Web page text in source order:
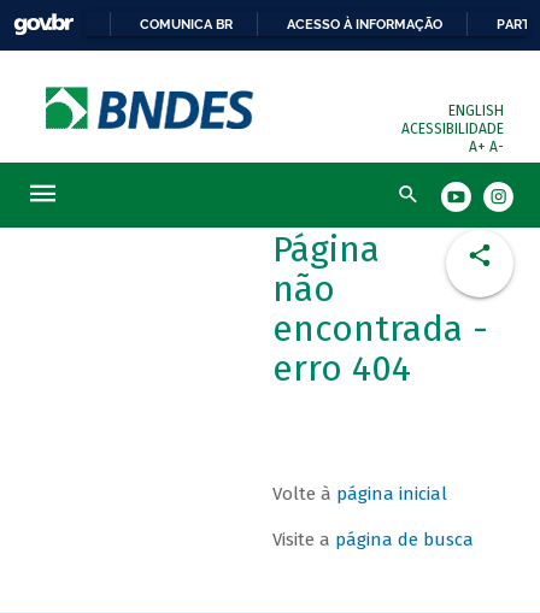
COMUNICA BR ACESSO À INFORMAÇÃO
ENGLISH
ACESSIBILIDADE
A+ A-
Busca
Página
não
encontrada -
erro 404
Volte à página inicial
Visite a página de busca